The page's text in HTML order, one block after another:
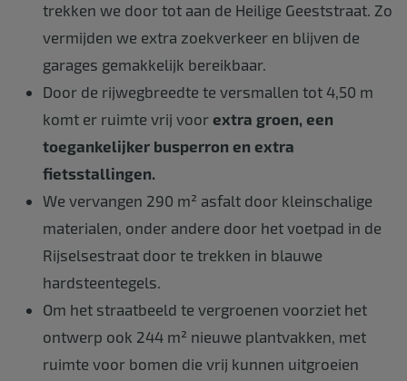
trekken we door tot aan de Heilige Geeststraat. Zo
vermijden we extra zoekverkeer en blijven de
garages gemakkelijk bereikbaar.
Door de rijwegbreedte te versmallen tot 4,50 m
komt er ruimte vrij voor extra groen, een
toegankelijker busperron en extra
fietsstallingen.
We vervangen 290 m² asfalt door kleinschalige
materialen, onder andere door het voetpad in de
Rijselsestraat door te trekken in blauwe
hardsteentegels.
Om het straatbeeld te vergroenen voorziet het
ontwerp ook 244 m² nieuwe plantvakken, met
ruimte voor bomen die vrij kunnen uitgroeien